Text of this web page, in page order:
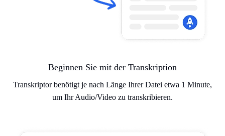
Beginnen Sie mit der Transkription
Transkriptor benötigt je nach Länge Ihrer Datei etwa 1 Minute,
um Ihr Audio/Video zu transkribieren.